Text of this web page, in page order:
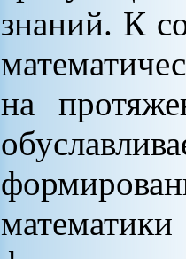
знаний. К
на